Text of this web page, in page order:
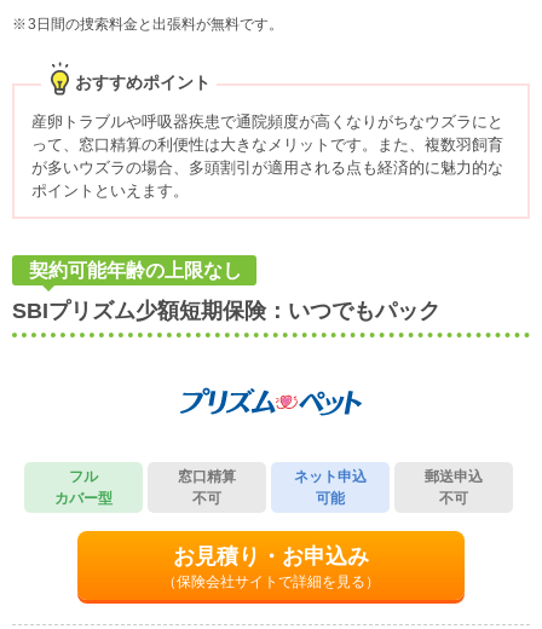
3日間の捜索料金と出張料が無料です。
おすすめポイント
産卵トラブルや呼吸器疾患で通院頻度が高くなりがちなウズラにと
って、窓口精算の利便性は大きなメリットです。また、複数羽飼育
が多いウズラの場合、多頭割引が適用される点も経済的に魅力的な
ポイントといえます。
契約可能年齢の上限なし
SBIプリズム少額短期保険：いつでもパック
フル
カバー型
窓口精算
不可
ネット申込
可能
郵送申込
不可
お見積り・お申込み
（保険会社サイトで詳細を見る）